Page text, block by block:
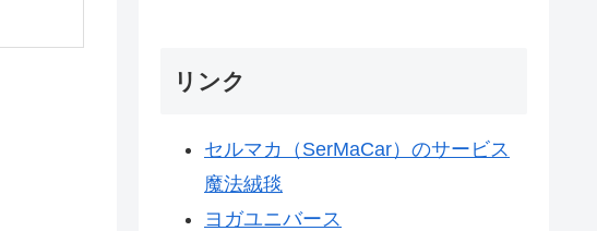
リンク
セルマカ（SerMaCar）のサービス
魔法絨毯
ヨガユニバース